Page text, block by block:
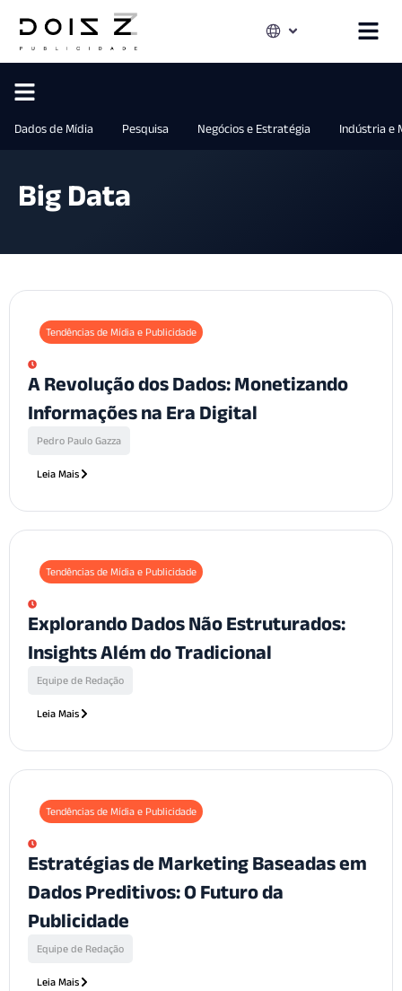
Dados de Mídia Pesquisa Negócios e Estratégia Indústria e
Big Data
Tendências de Mídia e Publicidade
A Revolução dos Dados: Monetizando
Informações na Era Digital
Pedro Paulo Gazza
Leia Mais
Tendências de Mídia e Publicidade
Explorando Dados Não Estruturados:
Insights Além do Tradicional
Equipe de Redação
Leia Mais
Tendências de Mídia e Publicidade
Estratégias de Marketing Baseadas em
Dados Preditivos: O Futuro da
Publicidade
Equipe de Redação
Leia Mais